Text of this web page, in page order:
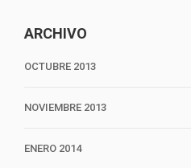
ARCHIVO
OCTUBRE 2013
NOVIEMBRE 2013
ENERO 2014